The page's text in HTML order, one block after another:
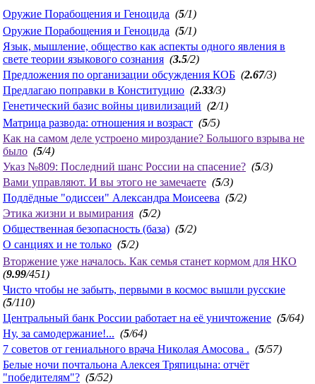
Оружие Порабощения и Геноцида (5/1)
Оружие Порабощения и Геноцида (5/1)
Язык, мышление, общество как аспекты одного явления в
свете теории языкового сознания (3.5/2)
Предложения по организации обсуждения КОБ (2.67/3)
Предлагаю поправки в Конституцию (2.33/3)
Генетический базис войны цивилизаций (2/1)
Матрица развода: отношения и возраст (5/5)
Как на самом деле устроено мироздание? Большого взрыва не
было (5/4)
Указ №809: Последний шанс России на спасение? (5/3)
Вами управляют. И вы этого не замечаете (5/3)
Подлёдные "одиссеи" Александра Моисеева (5/2)
Этика жизни и вымирания (5/2)
Общественная безопасность (база) (5/2)
О санциях и не только (5/2)
Вторжение уже началось. Как семья станет кормом для НКО
(9.99/451)
Чисто чтобы не забыть, первыми в космос вышли русские
(5/110)
Центральный банк России работает на её уничтожение (5/64)
Ну, за самодержание!... (5/64)
7 советов от гениального врача Николая Амосова . (5/57)
Белые ночи почтальона Алексея Тряпицына: отчёт
"победителям"? (5/52)